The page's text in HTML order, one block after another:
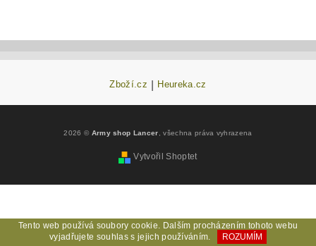
Zboží.cz Heureka.cz
2026 © Army shop Lancer , všechna práva vyhrazena
Vytvořil Shoptet
Tento web používá soubory cookie. Dalším procházením tohoto webu
vyjadřujete souhlas s jejich používáním.
ROZUMÍM